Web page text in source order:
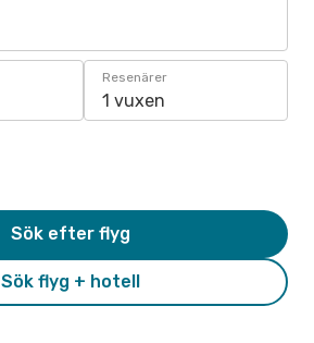
Resenärer
1 vuxen
Sök flyg + hotell
Sök efter flyg